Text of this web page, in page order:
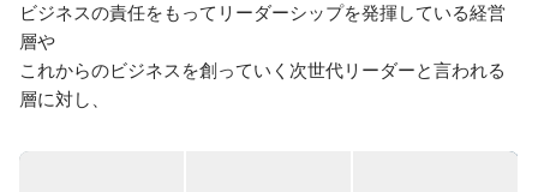
ず、多くの企業の経営陣に提供する。
主な事例として、日本企業と外資企業統合に向けた組織
変革プロジェクト、グローバル展開を見据えた研究所改
ビジネスの責任をもってリーダーシップを発揮している経営
層や
これからのビジネスを創っていく次世代リーダーと言われる
層に対し、
きを与え、